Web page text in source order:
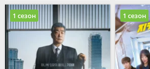
1 сезон 1 сезон